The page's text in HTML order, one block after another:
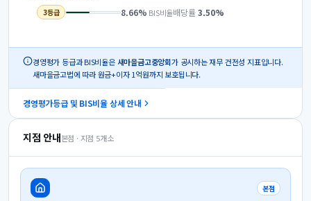
3등급 8.66% BIS비율배당률 3.50%
경영평가 등급과 BIS비율은 새마을금고중앙회가 공시하는 재무 건전성 지표입니다.
새마을금고법에 따라 원금+이자 1억원까지 보호됩니다.
경영평가등급 및 BIS비율 상세 안내
지점 안내본점 · 지점 5개소
본점